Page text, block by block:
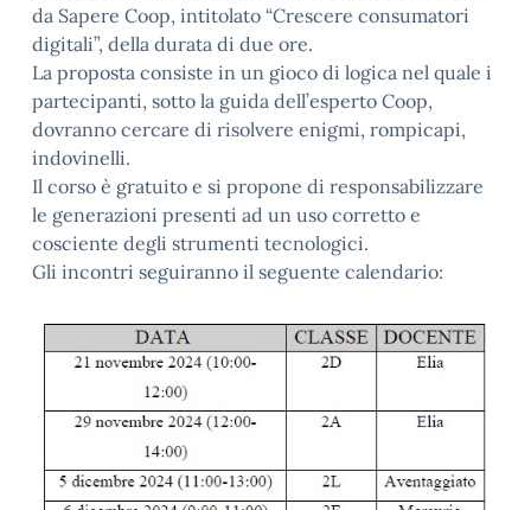
da Sapere Coop, intitolato “Crescere consumatori
digitali”, della durata di due ore.
La proposta consiste in un gioco di logica nel quale i
partecipanti, sotto la guida dell’esperto Coop,
dovranno cercare di risolvere enigmi, rompicapi,
indovinelli.
Il corso è gratuito e si propone di responsabilizzare
le generazioni presenti ad un uso corretto e
cosciente degli strumenti tecnologici.
Gli incontri seguiranno il seguente calendario: